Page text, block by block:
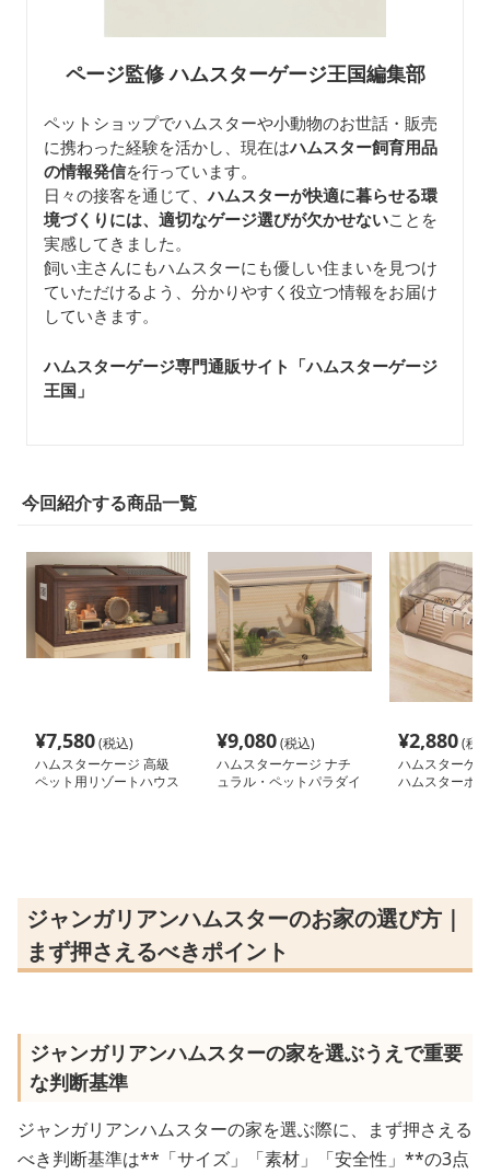
ページ監修 ハムスターゲージ王国編集部
ペットショップでハムスターや小動物のお世話・販売
に携わった経験を活かし、現在はハムスター飼育用品
の情報発信を行っています。
日々の接客を通じて、ハムスターが快適に暮らせる環
境づくりには、適切なゲージ選びが欠かせないことを
実感してきました。
飼い主さんにもハムスターにも優しい住まいを見つけ
ていただけるよう、分かりやすく役立つ情報をお届け
していきます。
ハムスターゲージ専門通販サイト「ハムスターゲージ
王国」
今回紹介する商品一覧
¥7,580(税込)
ハムスターケージ 高級
ペット用リゾートハウス
¥9,080(税込)
ハムスターケージ ナチ
ュラル・ペットパラダイ
¥2,880(税
ハムスターケ
ハムスターホ
ジャンガリアンハムスターのお家の選び方｜
まず押さえるべきポイント
ジャンガリアンハムスターの家を選ぶうえで重要
な判断基準
ジャンガリアンハムスターの家を選ぶ際に、まず押さえる
べき判断基準は**「サイズ」「素材」「安全性」**の3点